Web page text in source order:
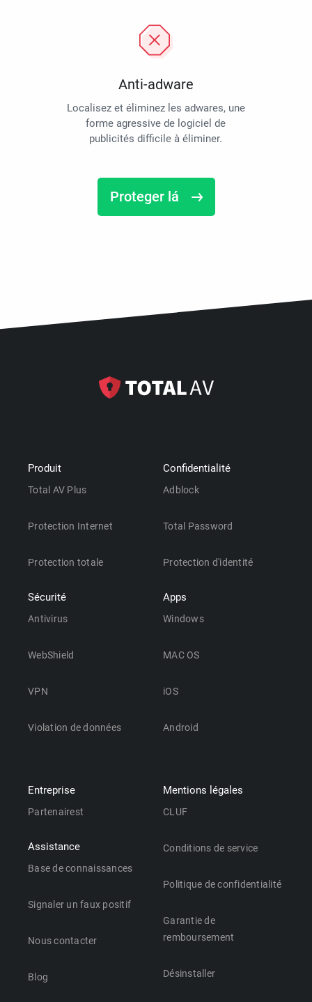
Anti-adware
Localisez et éliminez les adwares, une
forme agressive de logiciel de
publicités difficile à éliminer.
Proteger lá
Produit
Total AV Plus
Protection Internet
Protection totale
Sécurité
Antivirus
WebShield
VPN
Violation de données
Confidentialité
Adblock
Total Password
Protection d'identité
Apps
Windows
MAC OS
iOS
Android
Entreprise
Partenairest
Assistance
Base de connaissances
Signaler un faux positif
Nous contacter
Blog
Mentions légales
CLUF
Conditions de service
Politique de confidentialité
Garantie de
remboursement
Désinstaller